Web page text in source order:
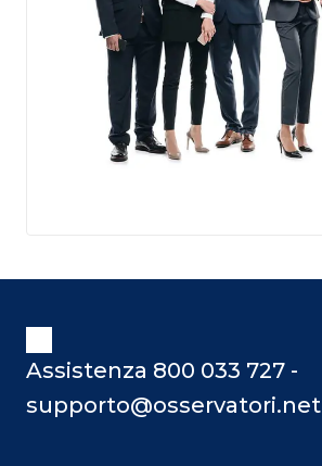
Assistenza 800 033 727 -
supporto@osservatori.net